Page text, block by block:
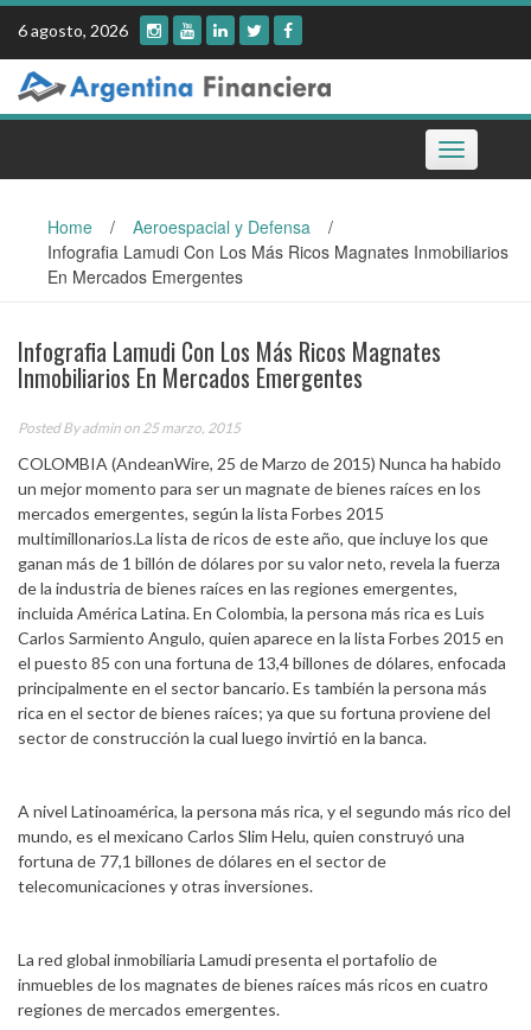
Skip
content
6 agosto, 2026
Toggle
navigation
Home / Aeroespacial y Defensa
/
Infografia Lamudi Con Los Más Ricos Magnates Inmobiliarios
En Mercados Emergentes
Infografia Lamudi Con Los Más Ricos Magnates
Inmobiliarios En Mercados Emergentes
Posted Byadmin on 25 marzo, 2015
COLOMBIA (AndeanWire, 25 de Marzo de 2015) Nunca ha habido
un mejor momento para ser un magnate de bienes raíces en los
mercados emergentes, según la lista Forbes 2015
multimillonarios.La lista de ricos de este año, que incluye los que
ganan más de 1 billón de dólares por su valor neto, revela la fuerza
de la industria de bienes raíces en las regiones emergentes,
incluida América Latina. En Colombia, la persona más rica es Luis
Carlos Sarmiento Angulo, quien aparece en la lista Forbes 2015 en
el puesto 85 con una fortuna de 13,4 billones de dólares, enfocada
principalmente en el sector bancario. Es también la persona más
rica en el sector de bienes raíces; ya que su fortuna proviene del
sector de construcción la cual luego invirtió en la banca.
A nivel Latinoamérica, la persona más rica, y el segundo más rico del
mundo, es el mexicano Carlos Slim Helu, quien construyó una
fortuna de 77,1 billones de dólares en el sector de
telecomunicaciones y otras inversiones.
La red global inmobiliaria Lamudi presenta el portafolio de
inmuebles de los magnates de bienes raíces más ricos en cuatro
regiones de mercados emergentes.